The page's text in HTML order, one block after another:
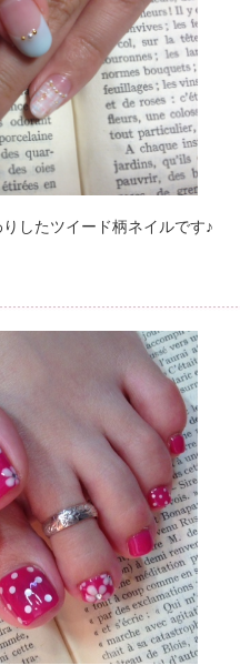
したツイード柄ネイルです♪